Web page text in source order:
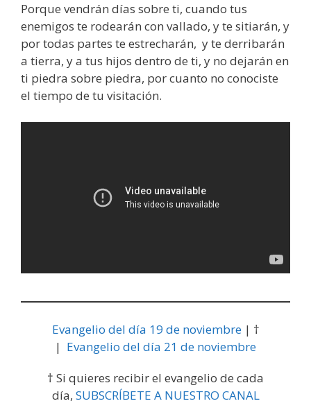
Porque vendrán días sobre ti, cuando tus
enemigos te rodearán con vallado, y te sitiarán, y
por todas partes te estrecharán, y te derribarán
a tierra, y a tus hijos dentro de ti, y no dejarán en
ti piedra sobre piedra, por cuanto no conociste
el tiempo de tu visitación.
Evangelio del día 19 de noviembre| †
| Evangelio del día 21 de noviembre
† Si quieres recibir el evangelio de cada
día, SUBSCRÍBETE A NUESTRO CANAL